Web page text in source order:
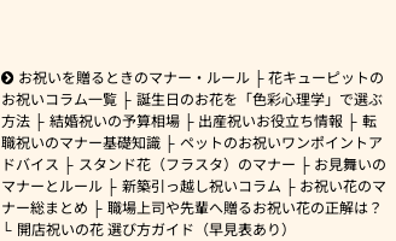
お祝いを贈るときのマナー・ルール
花キューピットの
お祝いコラム一覧
誕生日のお花を「色彩心理学」で選ぶ
方法
結婚祝いの予算相場 出産祝いお役立ち情報
転
職祝いのマナー基礎知識
ペットのお祝いワンポイントア
ドバイス
スタンド花（フラスタ）のマナー
お見舞いの
マナーとルール
新築引っ越し祝いコラム
お祝い花のマ
ナー総まとめ
職場上司や先輩へ贈るお祝い花の正解は？
開店祝いの花 選び方ガイド（早見表あり）